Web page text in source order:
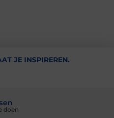
JE INSPIREREN.
doen